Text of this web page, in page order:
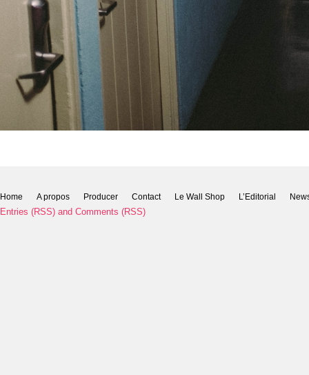
Home A propos Producer Contact Le Wall Shop L’Editorial
Entries (RSS) and Comments (RSS)